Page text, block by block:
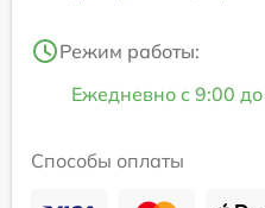
Режим работы:
Ежедневно с 9:00
Способы оплаты